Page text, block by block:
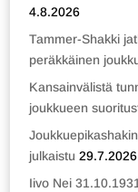
4.8.2026
Tammer-Shakki
peräkkäinen
Kansainvälistä
joukkueen
julkaistu 29.7.2026
Iivo Nei